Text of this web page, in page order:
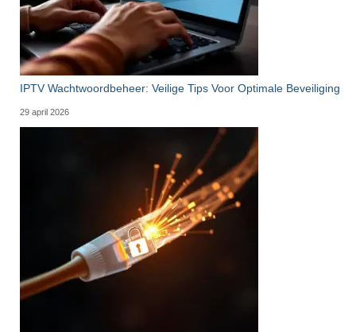
IPTV Wachtwoordbeheer: Veilige Tips Voor Optimale Beveiliging
29 april 2026